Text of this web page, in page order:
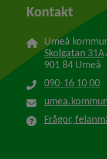
Kontakt
Umeå
Skolgatan 31A
901 84 Umeå
090-16 10 00
Frågor,